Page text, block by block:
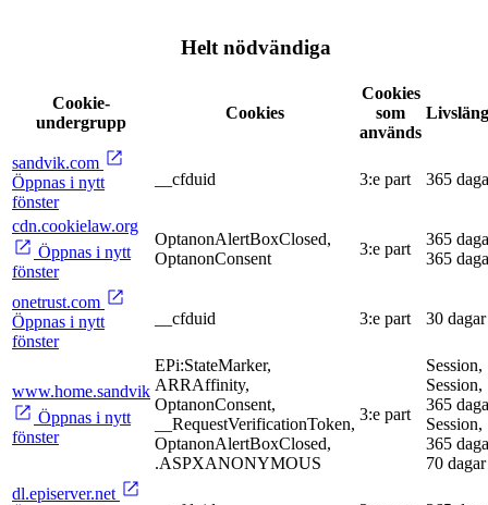
Helt nödvändiga
Cookie-
undergrupp
Cookies
Cookies
som
används
sandvik.com
Öppnas i nytt
fönster
__cfduid 3:e part 365
cdn.cookielaw.org
Öppnas i nytt
fönster
OptanonAlertBoxClosed,
OptanonConsent
3:e part
365
365
onetrust.com
Öppnas i nytt
fönster
__cfduid 3:e part 30 dagar
www.home.sandvik
Öppnas i nytt
fönster
EPi:StateMarker,
ARRAffinity,
OptanonConsent,
__RequestVerificationToken,
OptanonAlertBoxClosed,
.ASPXANONYMOUS
3:e part
Session,
Session,
365
Session,
365
70 dagar
dl.episerver.net